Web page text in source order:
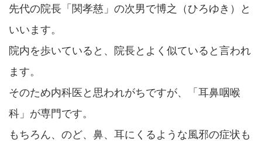
先代の院長「関孝慈」の次男で博之（ひろゆき）と
いいます。
院内を歩いていると、院長とよく似ていると言われ
ます。
そのため内科医と思われがちですが、「耳鼻咽喉
科」が専門です。
もちろん、のど、鼻、耳にくるような風邪の症状も